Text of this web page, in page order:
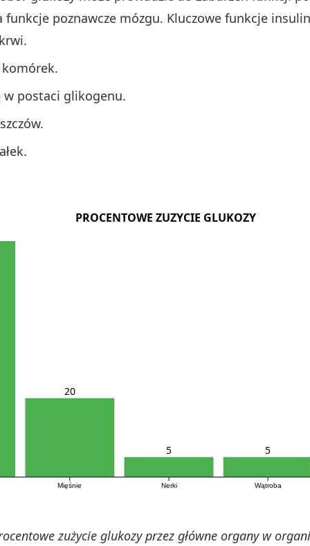
poznawcze mózgu. Kluczowe funkcje
postaci glikogenu.
PROCENTOWE ZUZYCIE GLUKOZY
Mięśnie Nerki Wątroba
20
5 5
zużycie glukozy przez główne organy w